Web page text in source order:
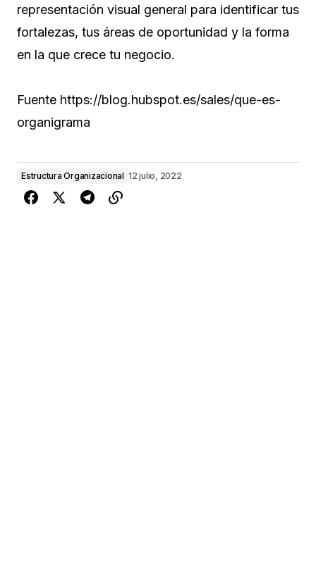
representación visual general para identificar tus
fortalezas, tus áreas de oportunidad y la forma
en la que crece tu negocio.
Fuente https://blog.hubspot.es/sales/que-es-
organigrama
Estructura Organizacional 12 julio, 2022